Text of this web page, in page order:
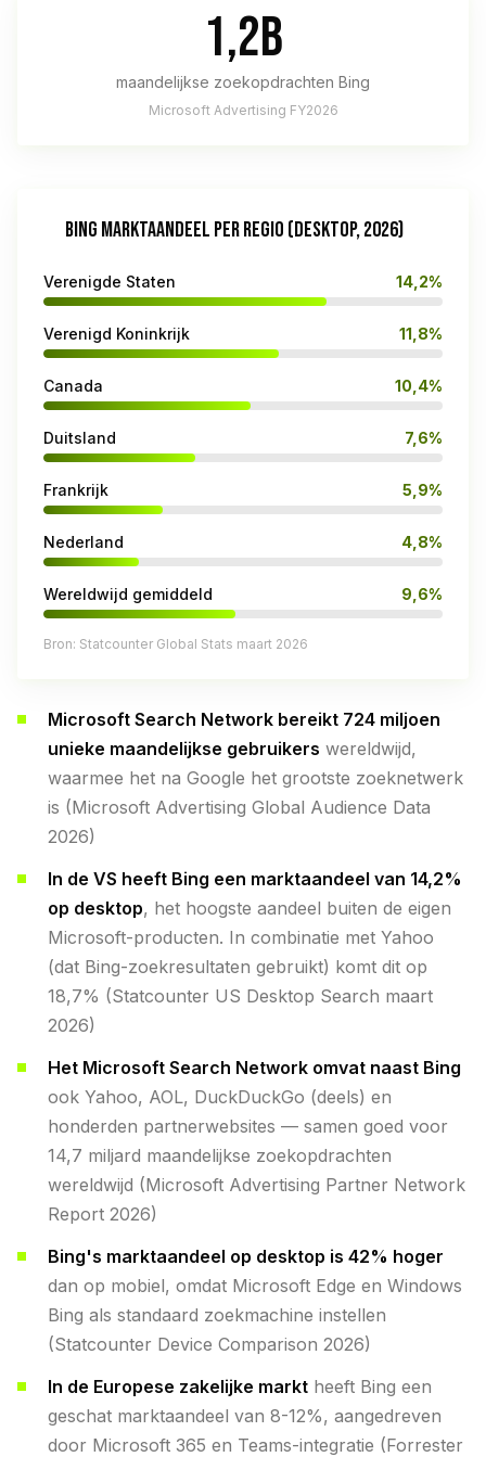
1,2B
maandelijkse zoekopdrachten Bing
Microsoft Advertising FY2026
BING MARKTAANDEEL PER REGIO (DESKTOP, 2026)
Verenigde Staten 14,2%
Verenigd Koninkrijk 11,8%
Canada 10,4%
Duitsland 7,6%
Frankrijk 5,9%
Nederland 4,8%
Wereldwijd gemiddeld 9,6%
Bron: Statcounter Global Stats maart 2026
Microsoft Search Network bereikt 724 miljoen
unieke maandelijkse gebruikers wereldwijd,
waarmee het na Google het grootste zoeknetwerk
is (Microsoft Advertising Global Audience Data
2026)
In de VS heeft Bing een marktaandeel van 14,2%
op desktop, het hoogste aandeel buiten de eigen
Microsoft-producten. In combinatie met Yahoo
(dat Bing-zoekresultaten gebruikt) komt dit op
18,7% (Statcounter US Desktop Search maart
2026)
Het Microsoft Search Network omvat naast Bing
ook Yahoo, AOL, DuckDuckGo (deels) en
honderden partnerwebsites — samen goed voor
14,7 miljard maandelijkse zoekopdrachten
wereldwijd (Microsoft Advertising Partner Network
Report 2026)
Bing's marktaandeel op desktop is 42% hoger
dan op mobiel, omdat Microsoft Edge en Windows
Bing als standaard zoekmachine instellen
(Statcounter Device Comparison 2026)
In de Europese zakelijke markt heeft Bing een
geschat marktaandeel van 8-12%, aangedreven
door Microsoft 365 en Teams-integratie (Forrester